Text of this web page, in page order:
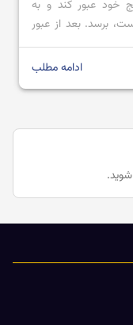
خود عبور کند و به
برسد. بعد از عبور
قیمت از محدوده مقاومتی 2728.80 تا 2711.57 با کندل صعودی
ادامه مطلب
شوید.